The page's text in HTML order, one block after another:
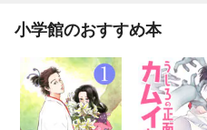
小学館のおすすめ本